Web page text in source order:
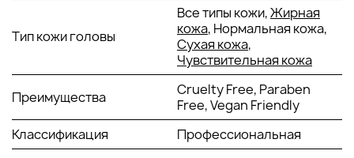
волос и улучшает их общую структуру.
Лопух:укрепляет волосы, стимулируя их рост и
предотвращая выпадение. Обладает
противовоспалительными свойствами,
успокаивая кожу головы и уменьшая зуд.
Орегано:содержит натуральные
антимикробные и противовоспалительные
вещества, которые помогают бороться с
перхотью и раздражением кожи головы.
Тип кожи головы
Все типы кожи,Жирная
кожа, Нормальная кожа,
Сухая кожа,
Чувствительная кожа
Преимущества
Cruelty Free, Paraben
Free, Vegan Friendly
Классификация
Профессиональная